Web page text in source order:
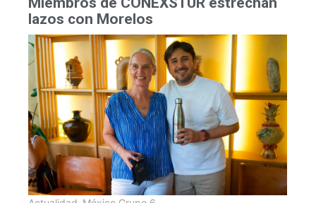
lazos con Morelos